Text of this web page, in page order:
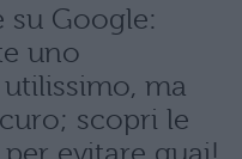
su Google:
uno
ma
scopri le